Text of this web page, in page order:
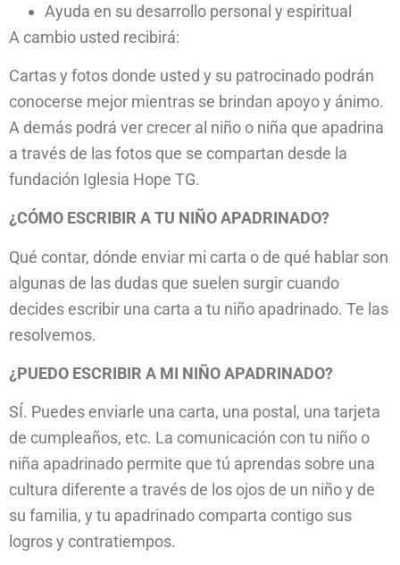
Ayuda en su desarrollo personal y espiritual
A cambio usted recibirá:
Cartas y fotos donde usted y su patrocinado podrán
conocerse mejor mientras se brindan apoyo y ánimo.
A demás podrá ver crecer al niño o niña que apadrina
a través de las fotos que se compartan desde la
fundación Iglesia Hope TG.
¿CÓMO ESCRIBIR A TU NIÑO APADRINADO?
Qué contar, dónde enviar mi carta o de qué hablar son
algunas de las dudas que suelen surgir cuando
decides escribir una carta a tu niño apadrinado. Te las
resolvemos.
¿PUEDO ESCRIBIR A MI NIÑO APADRINADO?
SÍ. Puedes enviarle una carta, una postal, una tarjeta
de cumpleaños, etc. La comunicación con tu niño o
niña apadrinado permite que tú aprendas sobre una
cultura diferente a través de los ojos de un niño y de
su familia, y tu apadrinado comparta contigo sus
logros y contratiempos.